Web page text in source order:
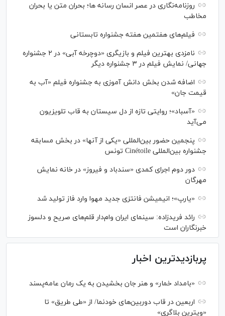
روزنامه‌نگاری در عصر انسان رسانه ها؛ بحران متن یا بحران
مخاطب
فیلم‌های هفتمین هفته جشنواره تابستانی
نامزدی بهترین فیلم و بازیگری «دوچرخه آبی» در ۲ جشنواره
جهانی/ نمایش فیلم در ۳ جشنواره دیگر
اضافه شدن بخش دانش آموزی به جشنواره فیلم «آب به
قیمت جان»
«آسباد»؛ روایتی تازه از دل سیستان به قاب تلویزیون
می‌آید
پنجمین حضور بین‌المللی «یکی از آنها» در بخش مسابقه
جشنواره بین‌المللی Cinétoile تونس
دور دوم اجرای کمدی «سندباد و فیروز» در خانه نمایش
مهرگان
«یارپ»؛ انیمیشن فانتزی جدید مهوا وارد فاز تولید شد
رائد فریدزاده: سینمای ایران وام‌دار قلم‌های صریح و دلسوز
خبرنگاران است
پربازدیدترین اخبار
«بامداد خمار» و هنر جان بخشیدن به یک رمان عامه‌پسند
اربعین در قاب دوربین‌های خودنما/ از «طی طریق» تا
«ویترین بلاگری»